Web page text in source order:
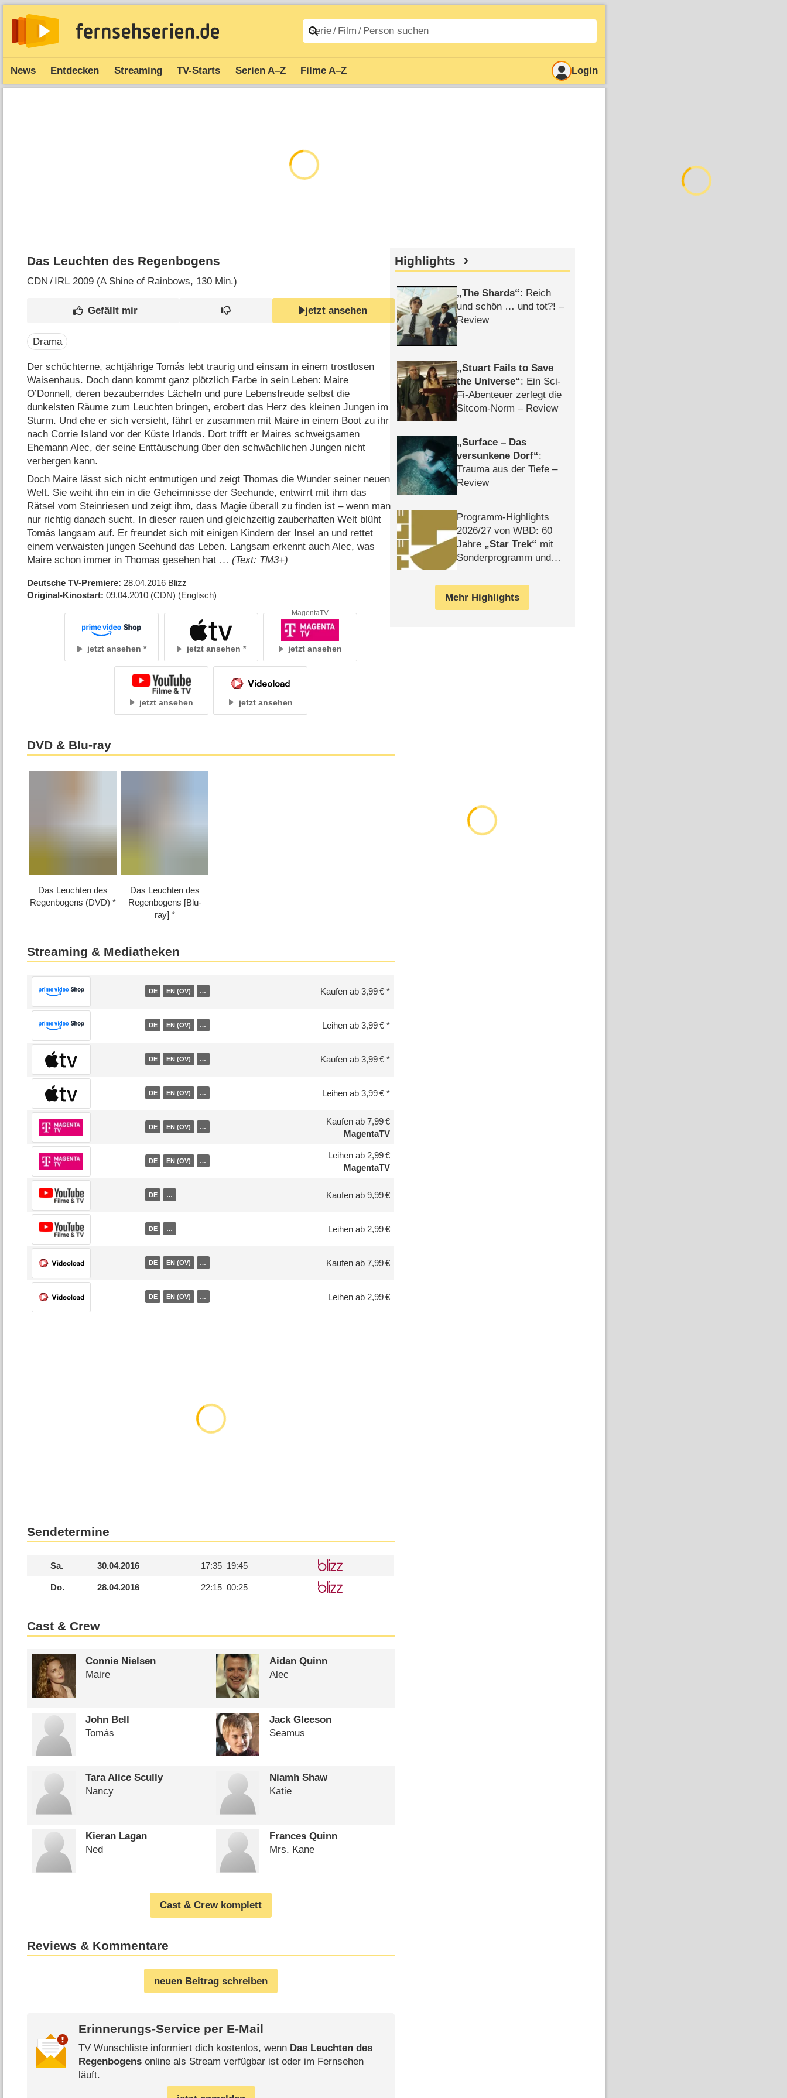
News Entdecken Streaming TV-Starts Serien A–Z Filme A–Z Login
Das Leuchten des Regenbogens
CDN / IRL 2009 (A Shine of Rainbows‎, 130 Min.)
jetzt ansehen
Drama
Der schüchterne, achtjährige Tomás lebt traurig und einsam in einem trostlosen
Waisenhaus. Doch dann kommt ganz plötzlich Farbe in sein Leben: Maire
O’Donnell, deren bezauberndes Lächeln und pure Lebensfreude selbst die
dunkelsten Räume zum Leuchten bringen, erobert das Herz des kleinen Jungen im
Sturm. Und ehe er sich versieht, fährt er zusammen mit Maire in einem Boot zu ihr
nach Corrie Island vor der Küste Irlands. Dort trifft er Maires schweigsamen
Ehemann Alec, der seine Enttäuschung über den schwächlichen Jungen nicht
verbergen kann.
Doch Maire lässt sich nicht entmutigen und zeigt Thomas die Wunder seiner neuen
Welt. Sie weiht ihn ein in die Geheimnisse der Seehunde, entwirrt mit ihm das
Rätsel vom Steinriesen und zeigt ihm, dass Magie überall zu finden ist – wenn man
nur richtig danach sucht. In dieser rauen und gleichzeitig zauberhaften Welt blüht
Tomás langsam auf. Er freundet sich mit einigen Kindern der Insel an und rettet
einem verwaisten jungen Seehund das Leben. Langsam erkennt auch Alec, was
Maire schon immer in Thomas gesehen hat …(Text: TM3+)
Deutsche TV-Premiere 28.04.2016 Blizz
Original-Kinostart 09.04.2010 (CDN) (Englisch)
jetzt ansehen jetzt ansehen jetzt ansehen
MagentaTV
jetzt ansehen jetzt ansehen
DVD & Blu-ray
Das Leuchten des
Regenbogens (DVD)
Das Leuchten des
Regenbogens [Blu-
ray]
Streaming & Mediatheken
DE EN (OV) … Kaufen ab 3,99 €
DE EN (OV) … Leihen ab 3,99 €
DE EN (OV) … Kaufen ab 3,99 €
DE EN (OV) … Leihen ab 3,99 €
DE EN (OV) …
Kaufen ab 7,99 €
MagentaTV
DE EN (OV) …
Leihen ab 2,99 €
MagentaTV
DE … Kaufen ab 9,99 €
DE … Leihen ab 2,99 €
DE EN (OV) … Kaufen ab 7,99 €
DE EN (OV) … Leihen ab 2,99 €
Sendetermine
Sa. 30.04.2016 17:35–19:45
Do. 28.04.2016 22:15–00:25
Cast & Crew
Connie Nielsen
Maire
Aidan Quinn
Alec
John Bell
Tomás
Jack Gleeson
Seamus
Tara Alice Scully
Nancy
Niamh Shaw
Katie
Kieran Lagan
Ned
Frances Quinn
Mrs. Kane
Cast & Crew komplett
Reviews & Kommentare
neuen Beitrag schreiben
Erinnerungs-Service per E-Mail
TV Wunschliste informiert dich kostenlos, wenn Das Leuchten des
Regenbogensonline als Stream verfügbar ist oder im Fernsehen
läuft.
Highlights
The Shards : Reich
und schön … und tot?! –
Review
Stuart Fails to Save
the Universe : Ein Sci-
Fi-Abenteuer zerlegt die
Sitcom-Norm – Review
Surface – Das
versunkene Dorf :
Trauma aus der Tiefe –
Review
Programm-Highlights
2026/​27 von WBD: 60
Jahre
Star Trek
mit
Sonderprogramm und
Mehr Highlights